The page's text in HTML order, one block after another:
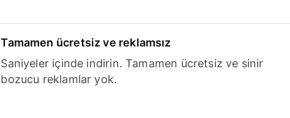
Tamamen ücretsiz ve reklamsız
Saniyeler içinde indirin. Tamamen ücretsiz ve sinir
bozucu reklamlar yok.